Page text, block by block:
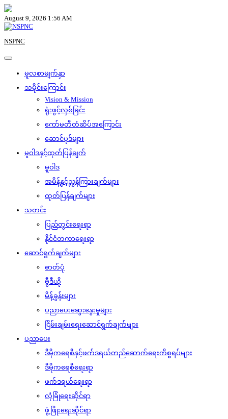
Skip
to
content
August 9, 2026 1:56 AM
NSPNC
မူလစာမျက်နှာ
သမိုင်းကြောင်း
Vision & Mission
ရုံးဖွင့်လှစ်ခြင်း
ကော်မတီတံဆိပ်အကြောင်း
ဆောင်ပုဒ်များ
မူဝါဒနှင့်ထုတ်ပြန်ချက်
မူဝါဒ
အမိန့်နှင့်ညွှန်ကြားချက်များ
ထုတ်ပြန်ချက်များ
သတင်း
ပြည်တွင်းရေးရာ
နိုင်ငံတကာရေးရာ
ဆောင်ရွက်ချက်များ
ဓာတ်ပုံ
ဗွီဒီယို
မိန့်ခွန်းများ
ပညာပေးဆွေးနွေးမှုများ
ငြိမ်းချမ်းရေးဆောင်ရွက်ချက်များ
ပညာပေး
ဒီမိုကရေစီနှင့်ဖက်ဒရယ်တည်ဆောက်‌ရေးကိစ္စရပ်များ
ဒီမိုကရေစီရေးရာ
ဖက်ဒရယ်ရေးရာ
လုံခြုံရေးဆိုင်ရာ
ဖွံ့ဖြိုးရေးဆိုင်ရာ